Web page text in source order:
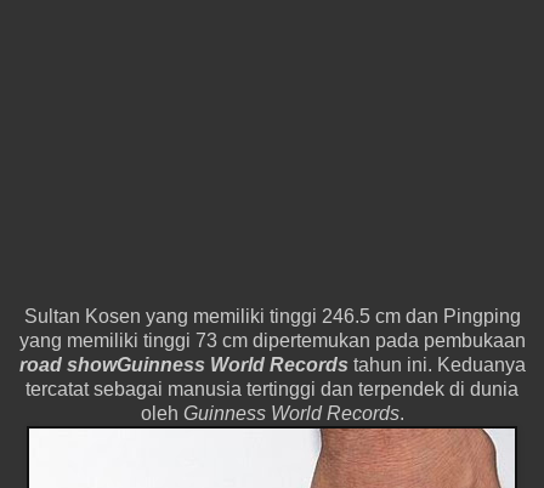
Sultan Kosen yang memiliki tinggi 246.5 cm dan Pingping
yang memiliki tinggi 73 cm dipertemukan pada pembukaan
road showGuinness World Records tahun ini. Keduanya
tercatat sebagai manusia tertinggi dan terpendek di dunia
oleh Guinness World Records.